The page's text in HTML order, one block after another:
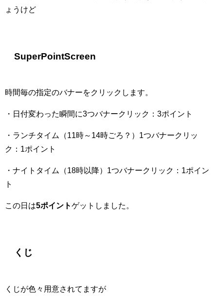
ょうけど
SuperPointScreen
時間毎の指定のバナーをクリックします。
・日付変わった瞬間に3つバナークリック：3ポイント
・ランチタイム（11時～14時ごろ？）1つバナークリッ
ク：1ポイント
・ナイトタイム（18時以降）1つバナークリック：1ポイン
ト
この日は5ポイントゲットしました。
くじ
くじが色々用意されてますが